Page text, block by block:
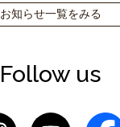
お知らせ一覧をみる
Follow us